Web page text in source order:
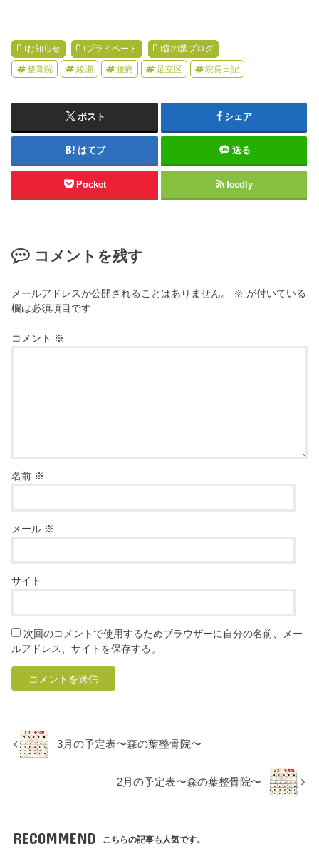
お知らせ プライベート 森の葉ブログ
整骨院 綾瀬 腰痛 足立区 院長日記
ポスト シェア
はてブ 送る
Pocket feedly
コメントを残す
メールアドレスが公開されることはありません。 ※ が付いている
欄は必須項目です
コメント ※
名前 ※
メール ※
サイト
次回のコメントで使用するためブラウザーに自分の名前、メー
ルアドレス、サイトを保存する。
3月の予定表〜森の葉整骨院〜
2月の予定表〜森の葉整骨院〜
RECOMMEND こちらの記事も人気です。